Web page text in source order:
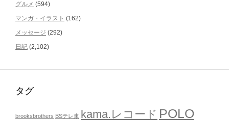
グルメ (594)
マンガ・イラスト (162)
メッセージ (292)
日記 (2,102)
タグ
brooksbrothers BSテレ東 kama.レコード POLO